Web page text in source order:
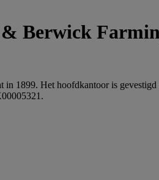
& Berwick
1899. Het hoofdkantoor is